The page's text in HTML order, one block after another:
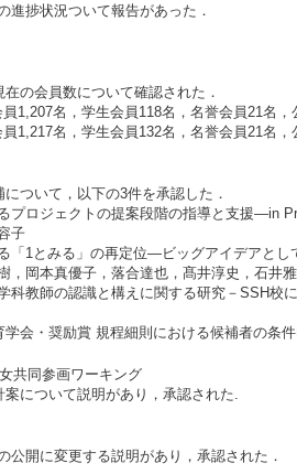
進捗状況ついて報告があった．
の会員数について確認された．
1,207名，学生会員118名，名誉会員21名
1,217名，学生会員132名，名誉会員21名
ついて，以下の3件を承認した．
プロジェクトの提案段階の指導と支援―in
子
「1とみる」の再定位―ビッグアイデアと
，岡本真優子，落合達也，髙井淳史，石井
教師の認識と構えに関する研究－SSH校
会・奨励賞 規程細則における候補者の条
共同参画ワーキング
について説明があり，承認された.
公開に変更する説明があり，承認された．